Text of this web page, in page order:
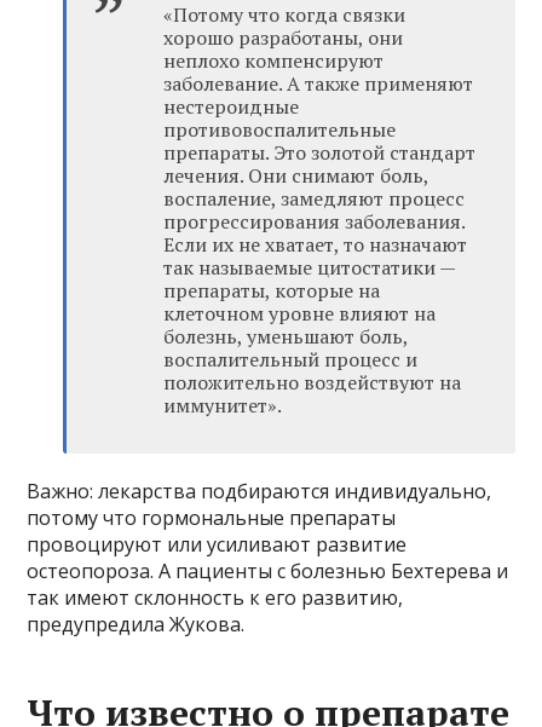
«Потому что когда связки
хорошо разработаны, они
неплохо компенсируют
заболевание. А также применяют
нестероидные
противовоспалительные
препараты. Это золотой стандарт
лечения. Они снимают боль,
воспаление, замедляют процесс
прогрессирования заболевания.
Если их не хватает, то назначают
так называемые цитостатики —
препараты, которые на
клеточном уровне влияют на
болезнь, уменьшают боль,
воспалительный процесс и
положительно воздействуют на
иммунитет».
Важно: лекарства подбираются индивидуально,
потому что гормональные препараты
провоцируют или усиливают развитие
остеопороза. А пациенты с болезнью Бехтерева и
так имеют склонность к его развитию,
предупредила Жукова.
Что известно о препарате